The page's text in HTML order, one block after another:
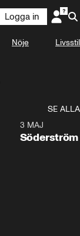
Logga in
Nöje Livsstil
SE ALLA
3 MAJ